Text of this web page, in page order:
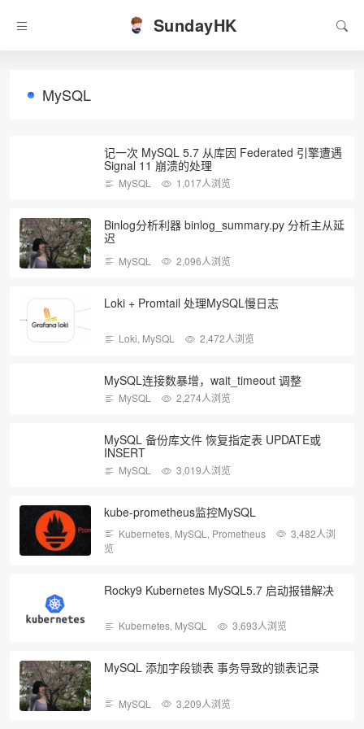
SundayHK
MySQL
记一次 MySQL 5.7 从库因 Federated 引擎遭遇
Signal 11 崩溃的处理
MySQL 1,017人浏览
Binlog分析利器 binlog_summary.py 分析主从延
迟
MySQL 2,096人浏览
Loki + Promtail 处理MySQL慢日志
Loki, MySQL 2,472人浏览
MySQL连接数暴增，wait_timeout 调整
MySQL 2,274人浏览
MySQL 备份库文件 恢复指定表 UPDATE或
INSERT
MySQL 3,019人浏览
kube-prometheus监控MySQL
Kubernetes, MySQL , Prometheus
3,482人浏
览
Rocky9 Kubernetes MySQL5.7 启动报错解决
Kubernetes, MySQL 3,693人浏览
MySQL 添加字段锁表 事务导致的锁表记录
MySQL 3,209人浏览